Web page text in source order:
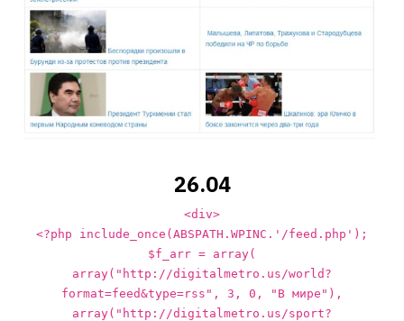
26.04
<div>
<?php include_once(ABSPATH.WPINC.'/feed.php');
$f_arr = array(
array("http://digitalmetro.us/world?
format=feed&type=rss", 3, 0, "В мире"),
array("http://digitalmetro.us/sport?